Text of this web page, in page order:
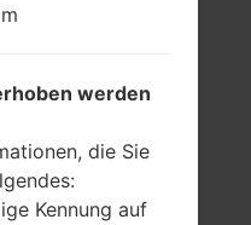
werden
die Sie
Kennung auf